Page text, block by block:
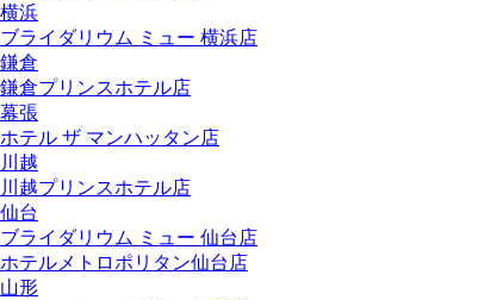
横浜
ブライダリウム ミュー 横浜店
鎌倉
鎌倉プリンスホテル店
幕張
ホテル ザ マンハッタン店
川越
川越プリンスホテル店
仙台
ブライダリウム ミュー 仙台店
ホテルメトロポリタン仙台店
山形